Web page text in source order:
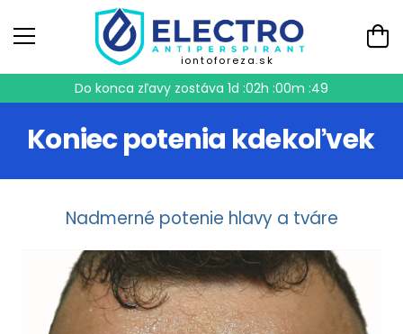
iontoforeza.sk
Do konca zľavy zostáva 1d :02h :00m :48
Koniec potenia kdekoľvek
Nadmerné potenie hlavy a tváre